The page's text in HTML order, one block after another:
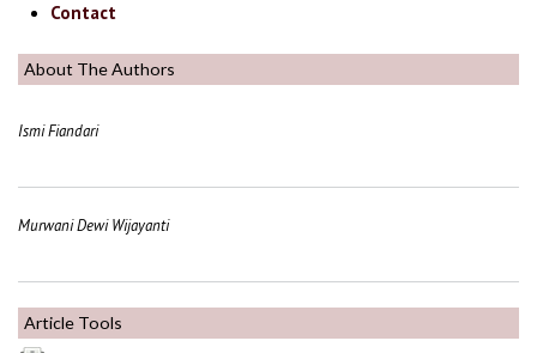
Contact
About The Authors
Ismi Fiandari
Murwani Dewi Wijayanti
Article Tools